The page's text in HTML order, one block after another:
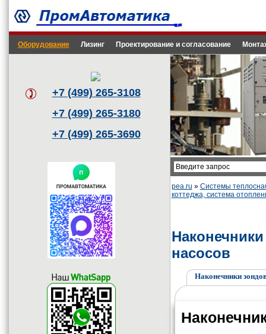
Оборудование Лизинг Проектирование и согласование
+7 (499) 265-3108
+7 (499) 265-3180
+7 (499) 265-3690
pea.ru » Системы
коттеджа, система
насосов
Наконечники